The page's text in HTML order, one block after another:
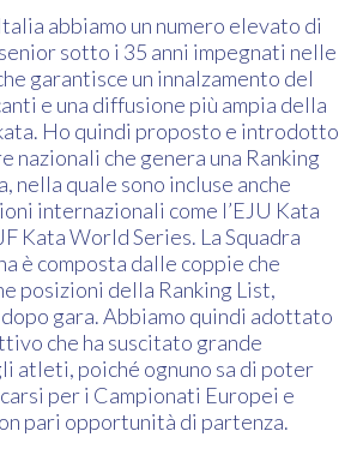
abbiamo un numero elevato di
sotto i 35 anni impegnati nelle
garantisce un innalzamento del
e una diffusione più ampia della
Ho quindi proposto e introdotto
nazionali che genera una Ranking
nella quale sono incluse anche
internazionali come l’EJU Kata
Kata World Series. La Squadra
è composta dalle coppie che
posizioni della Ranking List,
gara. Abbiamo quindi adottato
che ha suscitato grande
atleti, poiché ognuno sa di poter
per i Campionati Europei e
pari opportunità di partenza.